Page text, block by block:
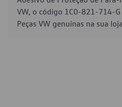
VW, o código 1C0-821-714-
Peças VW genuínas na sua